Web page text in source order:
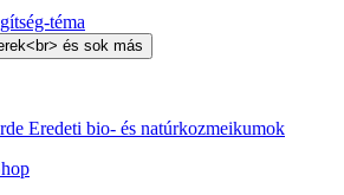
téma
Eredeti bio- és natúrkozmeikumok